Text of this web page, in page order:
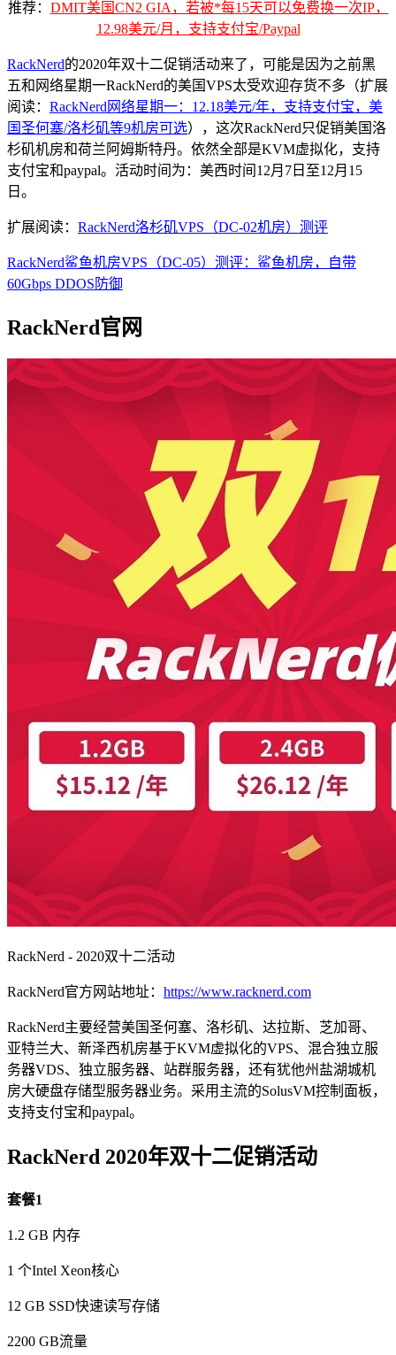
推荐： DMIT美国CN2 GIA，若被*每15天可以免费换一次IP，
12.98美元/月，支持支付宝/Paypal
RackNerd的2020年双十二促销活动来了，可能是因为之前黑
五和网络星期一RackNerd的美国VPS太受欢迎存货不多（扩展
阅读： RackNerd网络星期一：12.18美元/年，支持支付宝，美
国圣何塞/洛杉矶等9机房可选），这次RackNerd只促销美国洛
杉矶机房和荷兰阿姆斯特丹。依然全部是KVM虚拟化，支持
支付宝和paypal。活动时间为：美西时间12月7日至12月15
日。
扩展阅读： RackNerd洛杉矶VPS（DC-02机房）测评
RackNerd鲨鱼机房VPS（DC-05）测评：鲨鱼机房，自带
60Gbps DDOS防御
RackNerd官网
RackNerd - 2020双十二活动
RackNerd官方网站地址： https://www.racknerd.com
RackNerd主要经营美国圣何塞、洛杉矶、达拉斯、芝加哥、
亚特兰大、新泽西机房基于KVM虚拟化的VPS、混合独立服
务器VDS、独立服务器、站群服务器，还有犹他州盐湖城机
房大硬盘存储型服务器业务。采用主流的SolusVM控制面板，
支持支付宝和paypal。
RackNerd 2020年双十二促销活动
套餐1
1.2 GB 内存
1 个Intel Xeon核心
12 GB SSD快速读写存储
2200 GB流量